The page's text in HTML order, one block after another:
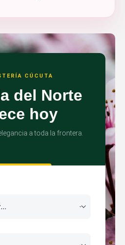
CÚCUTA
del Norte
hoy
a toda la frontera.